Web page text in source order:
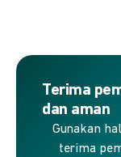
Terima
dan aman
Gunakan
terima